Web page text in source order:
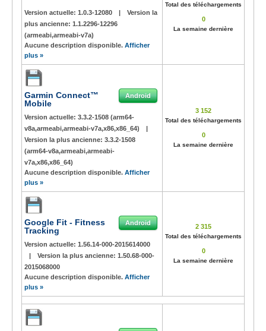
Version actuelle: 1.0.3-12080 |
Version la
plus ancienne: 1.1.2296-12296
(armeabi,armeabi-v7a)
Aucune description disponible. Afficher
plus »
Total des téléchargements
0
La semaine dernière
Garmin Connect™
Mobile
Android
Version actuelle: 3.3.2-1508 (arm64-
v8a,armeabi,armeabi-v7a,x86,x86_64)
|
Version la plus ancienne: 3.3.2-1508
(arm64-v8a,armeabi,armeabi-
v7a,x86,x86_64)
Aucune description disponible. Afficher
plus »
3 152
Total des téléchargements
0
La semaine dernière
Google Fit - Fitness
Tracking
Android
Version actuelle: 1.56.14-000-2015614000
|
Version la plus ancienne: 1.50.68-000-
2015068000
Aucune description disponible. Afficher
plus »
2 315
Total des téléchargements
0
La semaine dernière